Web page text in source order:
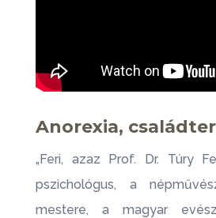
Anorexia,
„Feri, azaz Prof. Dr. Túry
pszichológus, a
mestere, a magyar